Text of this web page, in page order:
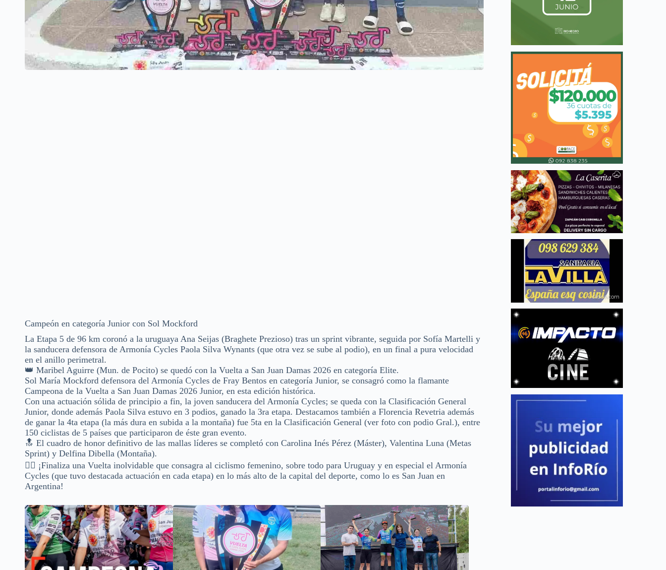
Campeón en categoría Junior con Sol Mockford
La Etapa 5 de 96 km coronó a la uruguaya Ana Seijas (Braghete Prezioso) tras un sprint vibrante, seguida por Sofía Martelli y
la sanducera defensora de Armonía Cycles Paola Silva Wynants (que otra vez se sube al podio), en un final a pura velocidad
en el anillo perimetral.
👑 Maribel Aguirre (Mun. de Pocito) se quedó con la Vuelta a San Juan Damas 2026 en categoría Elite.
Sol María Mockford defensora del Armonía Cycles de Fray Bentos en categoría Junior, se consagró como la flamante
Campeona de la Vuelta a San Juan Damas 2026 Junior, en esta edición histórica.
Con una actuación sólida de principio a fin, la joven sanducera del Armonía Cycles; se queda con la Clasificación General
Junior, donde además Paola Silva estuvo en 3 podios, ganado la 3ra etapa. Destacamos también a Florencia Revetria además
de ganar la 4ta etapa (la más dura en subida a la montaña) fue 5ta en la Clasificación General (ver foto con podio Gral.), entre
150 ciclistas de 5 países que participaron de éste gran evento.
🔝 El cuadro de honor definitivo de las mallas líderes se completó con Carolina Inés Pérez (Máster), Valentina Luna (Metas
Sprint) y Delfina Dibella (Montaña).
🚴‍♀️ ¡Finaliza una Vuelta inolvidable que consagra al ciclismo femenino, sobre todo para Uruguay y en especial el Armonía
Cycles (que tuvo destacada actuación en cada etapa) en lo más alto de la capital del deporte, como lo es San Juan en
Argentina!